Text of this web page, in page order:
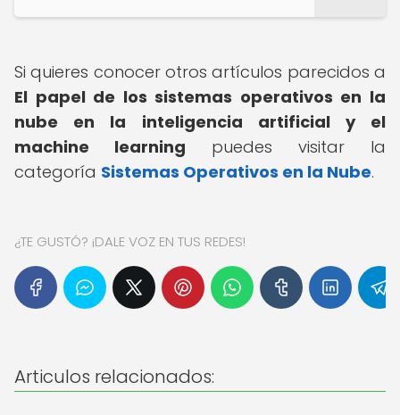
Si quieres conocer otros artículos parecidos a
El papel de los sistemas operativos en la
nube en la inteligencia artificial y el
machine learning puedes visitar la
categoría Sistemas Operativos en la Nube.
¿TE GUSTÓ? ¡DALE VOZ EN TUS REDES!
Articulos relacionados: